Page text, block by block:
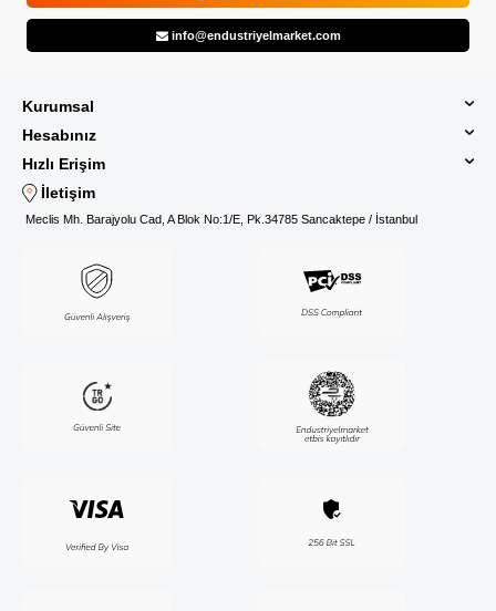
info@endustriyelmarket.com
Kurumsal
Hesabınız
Hızlı Erişim
İletişim
Meclis Mh. Barajyolu Cad, A Blok No:1/E, Pk.34785 Sancaktepe / İstanbul